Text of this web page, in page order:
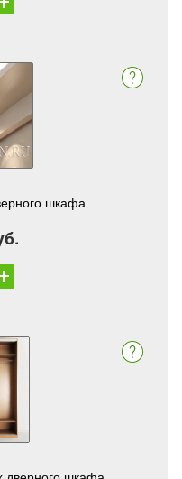
шкафа